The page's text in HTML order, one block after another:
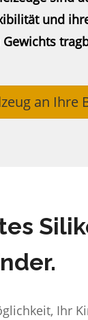
und
an Ihre
Ihr